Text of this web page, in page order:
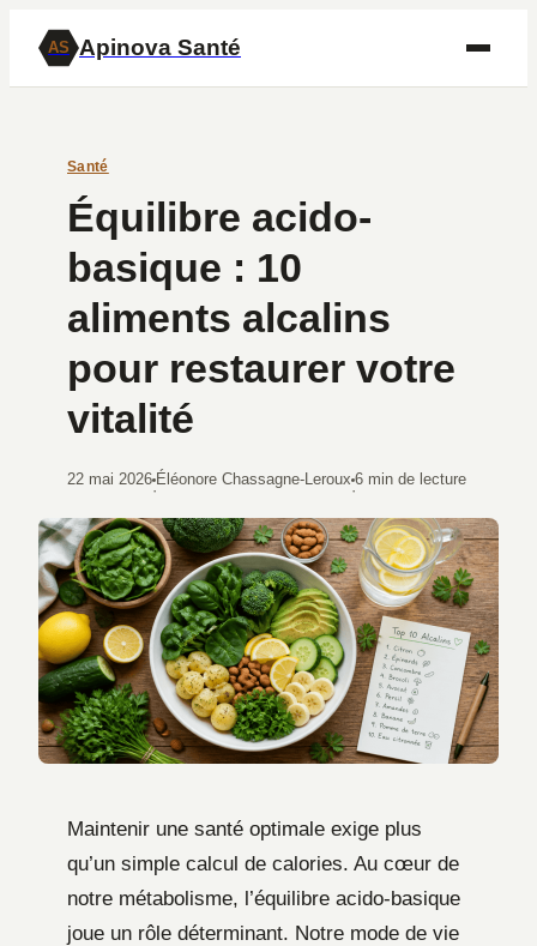
AS Apinova Santé
Santé
Équilibre acido-
basique : 10
aliments alcalins
pour restaurer votre
vitalité
22 mai 2026
·
Éléonore Chassagne-Leroux
·
6 min de lecture
Maintenir une santé optimale exige plus
qu’un simple calcul de calories. Au cœur de
notre métabolisme, l’équilibre acido-basique
joue un rôle déterminant. Notre mode de vie